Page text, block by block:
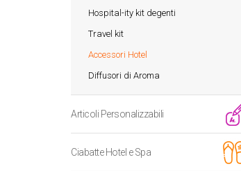
Hospital-ity kit degenti
Travel kit
Accessori Hotel
Diffusori di Aroma
Articoli Personalizzabili
Ciabatte Hotel e Spa